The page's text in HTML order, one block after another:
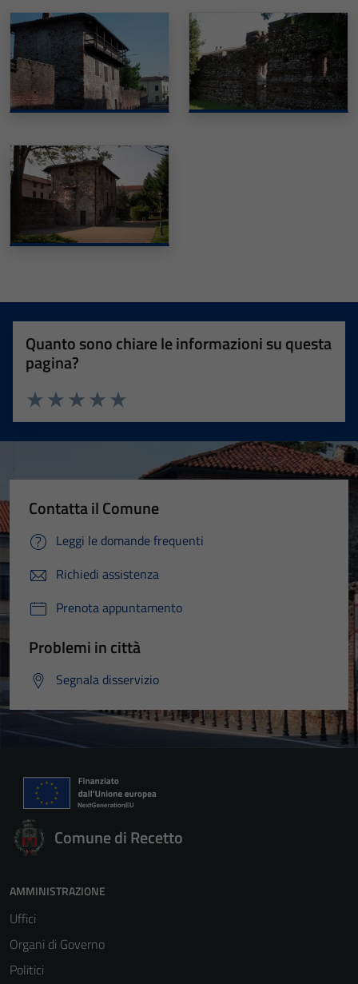
Quanto sono chiare le informazioni su questa
pagina?
Valuta 5 stelle su 5
Valuta 4 stelle su 5
Valuta 3 stelle su 5
Valuta 2 stelle su 5
Valuta 1 stelle su 5
Contatta il Comune
Leggi le domande frequenti
Richiedi assistenza
Prenota appuntamento
Problemi in città
Segnala disservizio
Comune di Recetto
AMMINISTRAZIONE
Uffici
Organi di Governo
Politici